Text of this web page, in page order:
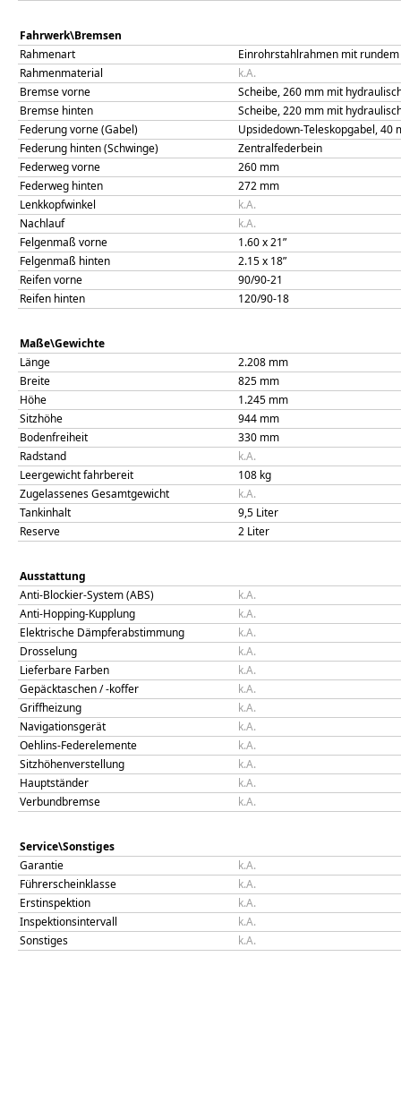
Fahrwerk\Bremsen
Rahmenart
Einrohrstahlrahmen mit
Rahmenmaterial
k.A.
Bremse vorne
Scheibe, 260 mm mit
Bremse hinten
Scheibe, 220 mm mit
Federung vorne (Gabel)
Upsidedown-Teleskopgabel, 40
Federung hinten (Schwinge)
Zentralfederbein
Federweg vorne
260 mm
Federweg hinten
272 mm
Lenkkopfwinkel
k.A.
Nachlauf
k.A.
Felgenmaß vorne
1.60 x 21”
Felgenmaß hinten
2.15 x 18”
Reifen vorne
90/90-21
Reifen hinten
120/90-18
Maße\Gewichte
Länge
2.208 mm
Breite
825 mm
Höhe
1.245 mm
Sitzhöhe
944 mm
Bodenfreiheit
330 mm
Radstand
k.A.
Leergewicht fahrbereit
108 kg
Zugelassenes Gesamtgewicht
k.A.
Tankinhalt
9,5 Liter
Reserve
2 Liter
Ausstattung
Anti-Blockier-System (ABS)
k.A.
Anti-Hopping-Kupplung
k.A.
Elektrische Dämpferabstimmung
k.A.
Drosselung
k.A.
Lieferbare Farben
k.A.
Gepäcktaschen / -koffer
k.A.
Griffheizung
k.A.
Navigationsgerät
k.A.
Oehlins-Federelemente
k.A.
Sitzhöhenverstellung
k.A.
Hauptständer
k.A.
Verbundbremse
k.A.
Service\Sonstiges
Garantie
k.A.
Führerscheinklasse
k.A.
Erstinspektion
k.A.
Inspektionsintervall
k.A.
Sonstiges
k.A.